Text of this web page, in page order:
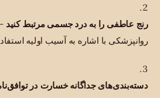
رنج عاطفی را به درد جسمی مرتبط کنید
روانپزشکی با اشاره به آسیب اولیه
دسته‌بندی‌های جداگانه خسارت در